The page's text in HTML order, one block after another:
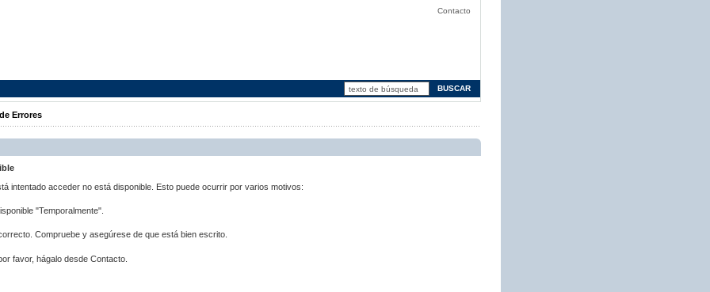
Contacto
Errores
intentado acceder no está disponible. Esto puede ocurrir por varios motivos:
"Temporalmente".
Compruebe y asegúrese de que está bien escrito.
favor, hágalo desde Contacto.